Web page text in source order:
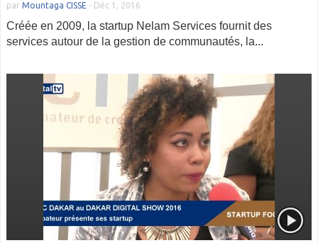
par Mountaga CISSE - Déc 1, 2016
Créée en 2009, la startup Nelam Services fournit des
services autour de la gestion de communautés, la...